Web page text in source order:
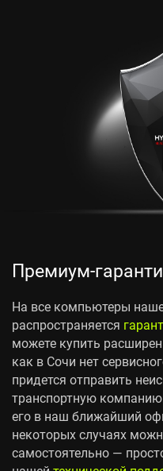
Премиум-
На все компьютеры
распространяется
можете купить
как в Сочи нет
придется отправить
транспортную
его в наш ближайший
некоторых случаях
самостоятельно —